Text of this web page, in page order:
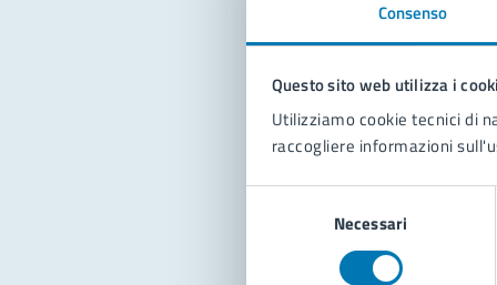
Consenso
Questo sito web utilizza i
Utilizziamo cookie tecnici di
raccogliere informazioni
Necessari